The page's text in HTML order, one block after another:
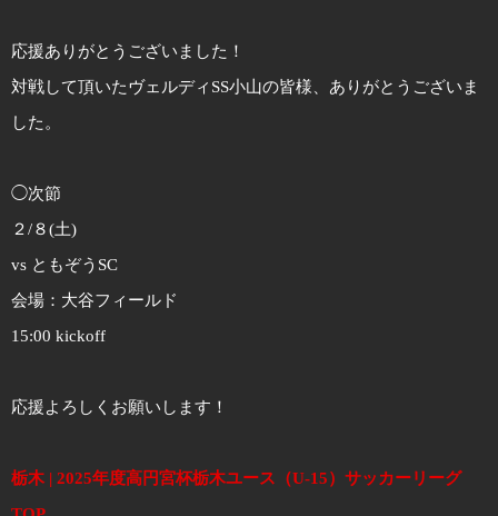
応援ありがとうございました！
対戦して頂いたヴェルディSS小山の皆様、ありがとうございま
した。
◯次節
２/８(土)
vs ともぞうSC
会場：大谷フィールド
15:00 kickoff
応援よろしくお願いします！
栃木 | 2025年度高円宮杯栃木ユース（U-15）サッカーリーグ